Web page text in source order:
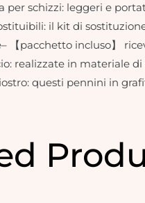
per schizzi: leggeri e
il kit di
【pacchetto incluso】
realizzate in materiale di
questi pennini in